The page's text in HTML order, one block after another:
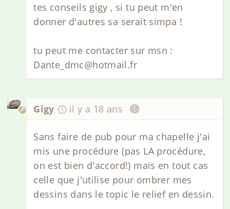
tes conseils gigy , si tu peut m'en
donner d'autres sa serait simpa !
tu peut me contacter sur msn :
Dante_dmc@hotmail.fr
Gigy il y a 18 ans
Sans faire de pub pour ma chapelle j'ai
mis une procédure (pas LA procédure,
on est bien d'accord!) mais en tout cas
celle que j'utilise pour ombrer mes
dessins dans le topic le relief en dessin.